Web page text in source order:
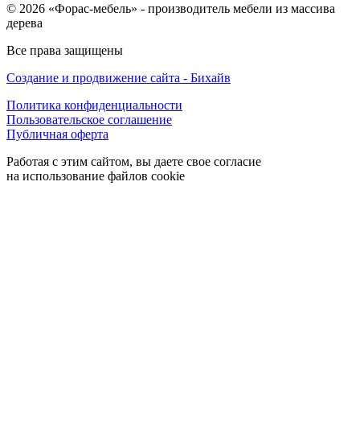
© 2026 «Форас-мебель» - производитель мебели из массива
дерева
Все права защищены
Создание и продвижение сайта - Бихайв
Политика конфиденциальности
Пользовательское соглашение
Публичная оферта
Работая с этим сайтом, вы даете свое согласие
на использование файлов cookie